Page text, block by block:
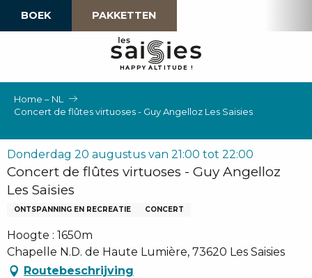
BOEK PAKKETTEN
HAPPY ALTI TU D E !
Home – NL
Concert de flûtes virtuoses - Guy Angelloz Les Saisies
Donderdag 20 augustus van 21:00 tot 22:00
Concert de flûtes virtuoses - Guy Angelloz
Les Saisies
ONTSPANNING EN RECREATIE CONCERT
Hoogte : 1650m
Chapelle N.D. de Haute Lumière, 73620 Les Saisies
Routebeschrijving